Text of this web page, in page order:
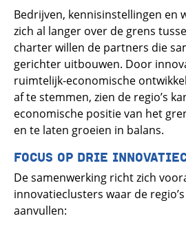
Bedrijven, kennisinstellingen en
zich al langer over de grens
charter willen de partners die
gerichter uitbouwen. Door
ruimtelijk-economische
af te stemmen, zien de regio’s
economische positie van het
en te laten groeien in balans.
FOCUS OP DRIE
De samenwerking richt zich
innovatieclusters waar de
aanvullen: